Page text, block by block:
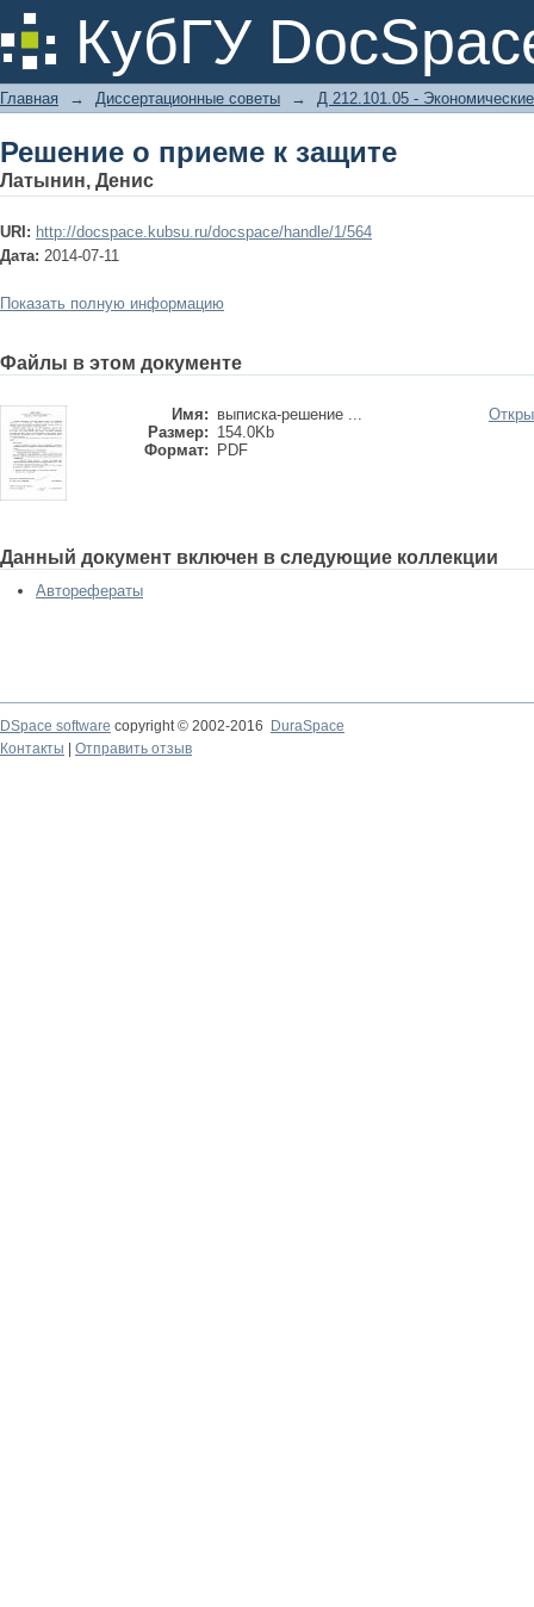
КубГУ
Решение о приеме к защите
Главная → Диссертационные советы → Д 212.101.05 -
Решение о приеме к защите
Латынин, Денис
URI: http://docspace.kubsu.ru/docspace/handle/1/564
Дата: 2014-07-11
Показать полную информацию
Файлы в этом документе
Имя: выписка-решение ...
Размер: 154.0Kb
Формат:
PDF
Данный документ включен в следующие коллекции
Авторефераты
DSpace software copyright © 2002-2016
DuraSpace
Контакты
Отправить отзыв